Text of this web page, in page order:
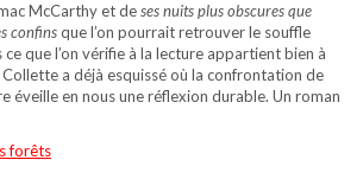
McCarthy et deses nuits plus obscures que
confinsque l’on pourrait retrouver le souffle
ce que l’on vérifie à la lecture appartient bien à
Collette a déjà esquissé où la confrontation de
éveille en nous une réflexion durable. Un roman
forêts